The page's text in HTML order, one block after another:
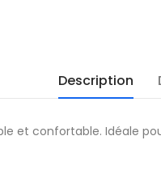
Description
et confortable. Idéale